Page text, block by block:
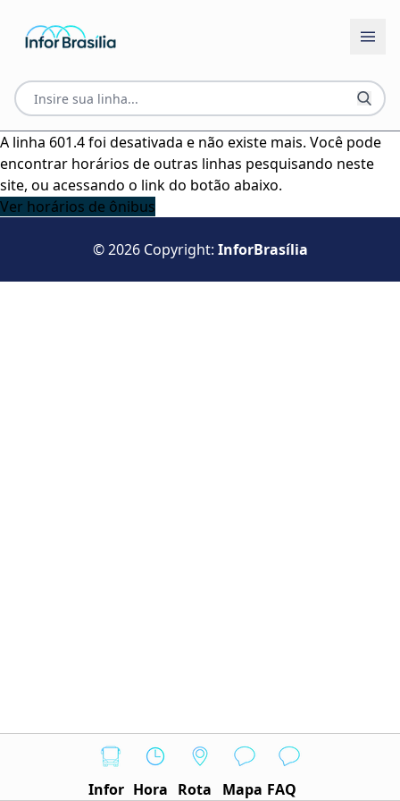
Infor Hora Rota Mapa FAQ
A linha 601.4 foi desativada e não existe mais. Você pode
encontrar horários de outras linhas pesquisando neste
site, ou acessando o link do botão abaixo.
Ver horários de ônibus
© 2026 Copyright: InforBrasília